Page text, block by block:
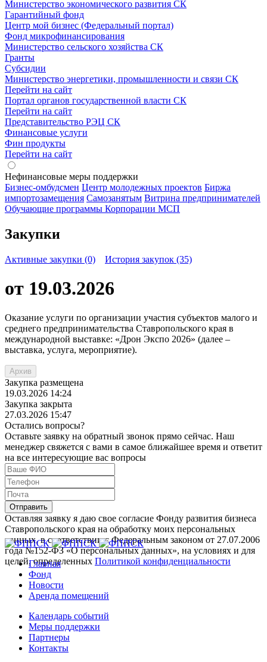
Министерство экономического развития СК
Гарантийный фонд
Центр мой бизнес (Федеральный портал)
Фонд микрофинансирования
Министерство сельского хозяйства СК
Гранты
Субсидии
Министерство энергетики, промышленности и связи СК
Перейти на сайт
Портал органов государственной власти СК
Перейти на сайт
Представительство РЭЦ СК
Финансовые услуги
Фин продукты
Перейти на сайт
Нефинансовые меры поддержки
Бизнес-омбудсмен Центр молодежных проектов Биржа
импортозамещения Cамозанятым Витрина предпринимателей
Обучающие программы Корпорации МСП
Закупки
Активные закупки (0) История закупок (35)
от 19.03.2026
Оказание услуги по организации участия субъектов малого и
среднего предпринимательства Ставропольского края в
международной выставке: «Дрон Экспо 2026» (далее –
выставка, услуга, мероприятие).
Архив
Закупка размещена
19.03.2026 14:24
Закупка закрыта
27.03.2026 15:47
Остались вопросы?
Оставьте заявку на обратный звонок прямо сейчас. Наш
менеджер свяжется с вами в самое ближайшее время и ответит
на все интересующие вас вопросы
Оставляя заявку я даю свое согласие Фонду развития бизнеса
Ставропольского края на обработку моих персональных
данных, в соответствии с Федеральным законом от 27.07.2006
года №152-ФЗ «О персональных данных», на условиях и для
целей, определенных Политикой конфиденциальности
Главная
Фонд
Новости
Аренда помещений
Календарь событий
Меры поддержки
Партнеры
Контакты